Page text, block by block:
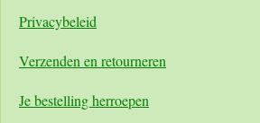
Privacybeleid
Verzenden en retourneren
Je bestelling herroepen